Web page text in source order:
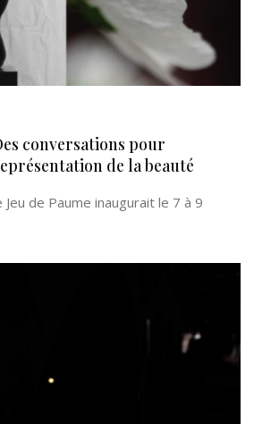
conversations pour
de la beauté
de Paume inaugurait le 7 à 9